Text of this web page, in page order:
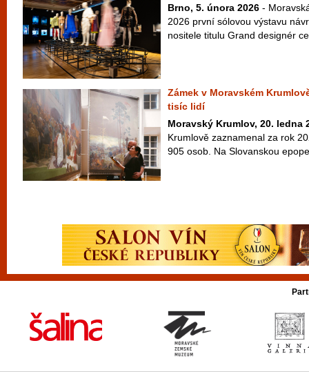
Brno, 5. února 2026 -
2026 první sólovou výstavu
nositele titulu Grand designér
Zámek v Moravském
tisíc lidí
Moravský Krumlov, 20. ledna
Krumlově zaznamenal za rok
905 osob. Na Slovanskou